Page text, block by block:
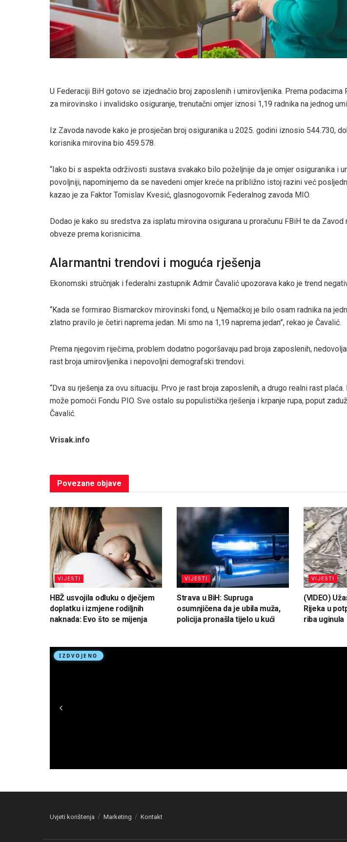
U Federaciji BiH gotovo se izjednačio broj zaposlenih i umirovljenika. Prema podacima
za mirovinsko i invalidsko osiguranje, trenutačni omjer iznosi 1,19 radnika na jednog
Iz Zavoda navode kako je prosječan broj osiguranika u 2025. godini iznosio 544.730,
korisnika mirovina bio 459.578.
“Iako bi s aspekta održivosti sustava svakako bilo poželjnije da je omjer osiguranika i
povoljniji, napominjemo da se navedeni omjer kreće na približno istoj razini već
kazao je za Faktor Tomislav Kvesić, glasnogovornik Federalnog zavoda MIO.
Dodao je kako su sredstva za isplatu mirovina osigurana u proračunu FBiH te da
obveze prema korisnicima.
Alarmantni trendovi i moguća rješenja
Ekonomski stručnjak i federalni zastupnik Admir Čavalić upozorava kako je trend
“Kada se formirao Bismarckov mirovinski fond, u Njemačkoj je bilo osam radnika na
zlatno pravilo je četiri naprema jedan. Mi smo na 1,19 naprema jedan”, rekao je Čavalić.
Prema njegovim riječima, problem dodatno pogoršavaju pad broja zaposlenih,
rast broja umirovljenika i nepovoljni demografski trendovi.
“Dva su rješenja za ovu situaciju. Prvo je rast broja zaposlenih, a drugo realni rast plaća.
može pomoći Fondu PIO. Sve ostalo su populistička rješenja i krpanje rupa, poput
Čavalić.
Vrisak.info
Povezane objave
VIJESTI
HBŽ usvojila odluku o dječjem
doplatku i izmjene rodiljnih
naknada: Evo što se mijenja
VIJESTI
Strava u BiH: Supruga
osumnjičena da je ubila muža,
policija pronašla tijelo u kući
VIJESTI
(VIDEO)
Rijeka u
riba uginula
Uvjeti korištenja Marketing Kontakt